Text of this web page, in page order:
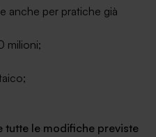
anche per pratiche già
milioni;
tutte le modifiche previste